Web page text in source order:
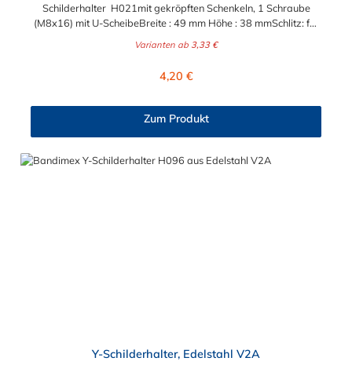
Schilderhalter H021mit gekröpften Schenkeln, 1 Schraube
(M8x16) mit U-ScheibeBreite : 49 mm Höhe : 38 mmSchlitz: für
gekröpften Schenkeln, 2 Schrauben (M8x16) mit U-
BandbreiteLochabstand (Mitte-Mitte) : 38 mm
Varianten ab 3,33 €
Regulärer Preis:
4,20 €
Zum Produkt
Y-Schilderhalter, Edelstahl V2A